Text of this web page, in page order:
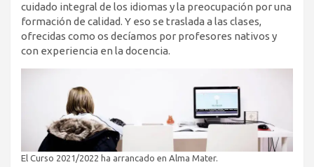
cuidado integral de los idiomas y la preocupación por una
formación de calidad. Y eso se traslada a las clases,
ofrecidas como os decíamos por profesores nativos y
con experiencia en la docencia.
El Curso 2021/2022 ha arrancado en Alma Mater.